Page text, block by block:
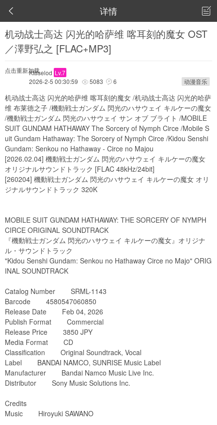
 详情 
机动战士高达 闪光的哈萨维 喀耳刻的魔女 OST
／澤野弘之 [FLAC+MP3]
点击重新加载Ktdselod Lv.7
2026-2-5 00:30:59
 5083  6 动漫音乐
机动战士高达 闪光的哈萨维 喀耳刻的魔女 /机动战士高达 闪光的哈萨
维 布莱德之子 /機動戦士ガンダム 閃光のハサウェイ キルケーの魔女
/機動戦士ガンダム 閃光のハサウェイ サン オブ ブライト /MOBILE
SUIT GUNDAM HATHAWAY The Sorcery of Nymph Circe /Mobile S
uit Gundam Hathaway: The Sorcery of Nymph Circe /Kidou Senshi
Gundam: Senkou no Hathaway - Circe no Majou
[2026.02.04] 機動戦士ガンダム 閃光のハサウェイ キルケーの魔女
オリジナルサウンドトラック [FLAC 48kHz/24bit]
[260204] 機動戦士ガンダム 閃光のハサウェイ キルケーの魔女 オリ
ジナルサウンドトラック 320K
MOBILE SUIT GUNDAM HATHAWAY: THE SORCERY OF NYMPH
CIRCE ORIGINAL SOUNDTRACK
『機動戦士ガンダム 閃光のハサウェイ キルケーの魔女』オリジナ
ル・サウンドトラック
"Kidou Senshi Gundam: Senkou no Hathaway Circe no Majo" ORIG
INAL SOUNDTRACK
Catalog Number SRML-1143
Barcode 4580547060850
Release Date Feb 04, 2026
Publish Format Commercial
Release Price 3850 JPY
Media Format CD
Classification Original Soundtrack, Vocal
Label BANDAI NAMCO, SUNRISE Music Label
Manufacturer Bandai Namco Music Live Inc.
Distributor Sony Music Solutions Inc.
Credits
Music Hiroyuki SAWANO